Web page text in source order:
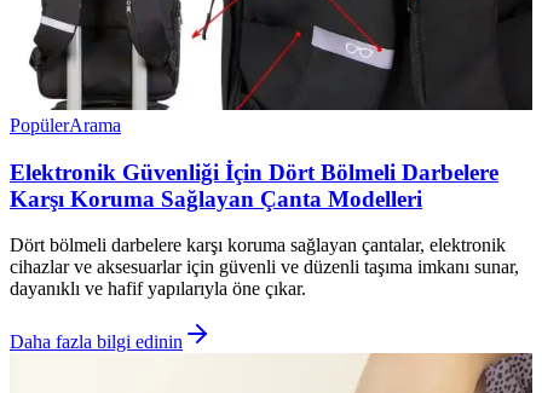
PopülerArama
Elektronik Güvenliği İçin Dört Bölmeli Darbelere
Karşı Koruma Sağlayan Çanta Modelleri
Dört bölmeli darbelere karşı koruma sağlayan çantalar, elektronik
cihazlar ve aksesuarlar için güvenli ve düzenli taşıma imkanı sunar,
dayanıklı ve hafif yapılarıyla öne çıkar.
Daha fazla bilgi edinin